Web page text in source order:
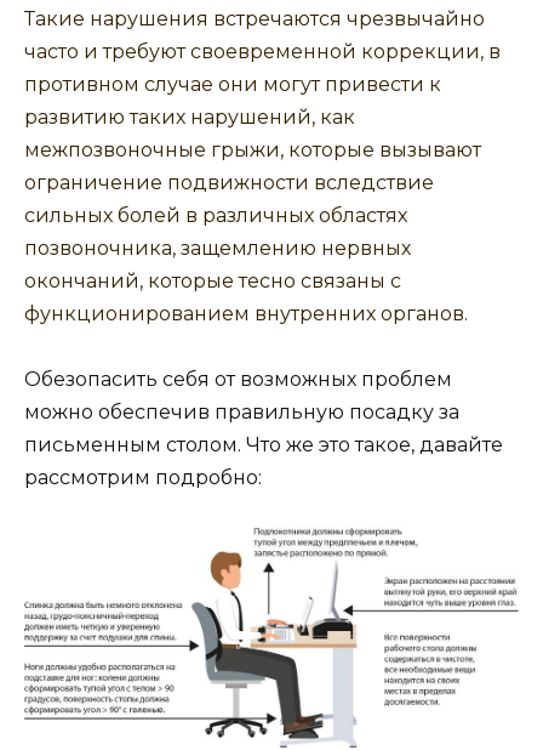
Такие нарушения встречаются чрезвычайно
часто и требуют своевременной коррекции, в
противном случае они могут привести к
развитию таких нарушений, как
межпозвоночные грыжи, которые вызывают
ограничение подвижности вследствие
сильных болей в различных областях
позвоночника, защемлению нервных
окончаний, которые тесно связаны с
функционированием внутренних органов.
Обезопасить себя от возможных проблем
можно обеспечив правильную посадку за
письменным столом. Что же это такое, давайте
рассмотрим подробно: